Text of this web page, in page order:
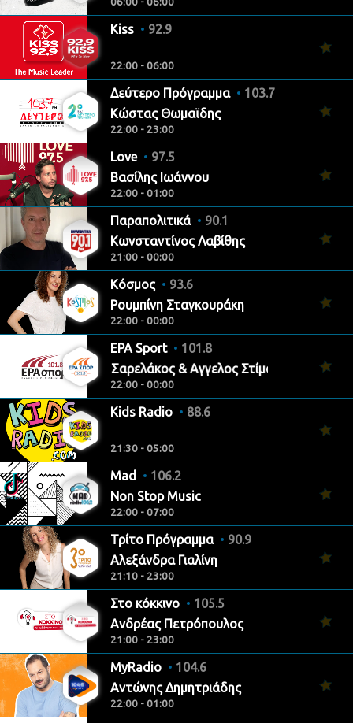
Kiss 92.9
22:00 - 06:00
Δεύτερο Πρόγραμμα
103.7
Κώστας Θωμαϊδης
22:00 - 23:00
Love
97.5
Βασίλης Ιωάννου
22:00 - 01:00
Παραπολιτικά
90.1
Κωνσταντίνος Λαβίθης
21:00 - 00:00
Κόσμος
93.6
Ρουμπίνη Σταγκουράκη
22:00 - 00:00
ΕΡΑ Sport
101.8
Λευτέρης Σαρελάκος & Αγγελος Στίμος
22:00 - 00:00
Kids Radio 88.6
21:30 - 05:00
Mad
106.2
Non Stop Music
22:00 - 07:00
Τρίτο Πρόγραμμα
90.9
Αλεξάνδρα Γιαλίνη
21:10 - 23:00
Στο κόκκινο
105.5
Ανδρέας Πετρόπουλος
21:00 - 23:00
MyRadio
104.6
Αντώνης Δημητριάδης
22:00 - 01:00